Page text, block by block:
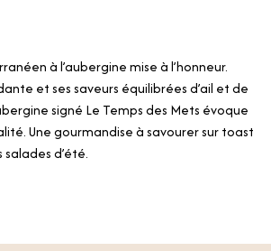
à l’aubergine mise à l’honneur.
et ses saveurs équilibrées d’ail et de
signé Le Temps des Mets évoque
Une gourmandise à savourer sur toast
d’été.